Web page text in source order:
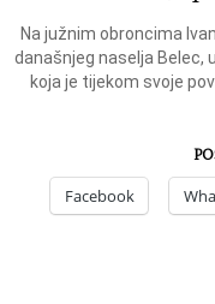
Na južnim obroncima
današnjeg naselja Belec,
koja je tijekom svoje
Facebook